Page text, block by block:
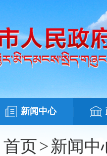
新闻中心
首页>新闻中